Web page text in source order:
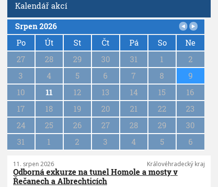
Kalendář akcí
P
g
a
i
o
Srpen 2026
Po
Út St Čt Pá So
Ne
27
28 29 30 31 1
2
3
4 5 6 7 8
9
10
11 12 13 14 15
16
17
18 19 20 21 22
23
24
25 26 27 28 29
30
31
1 2 3 4 5 6
11. srpen 2026 Královéhradecký kraj
Odborná exkurze na tunel Homole a mosty v
Řečanech a Albrechticích